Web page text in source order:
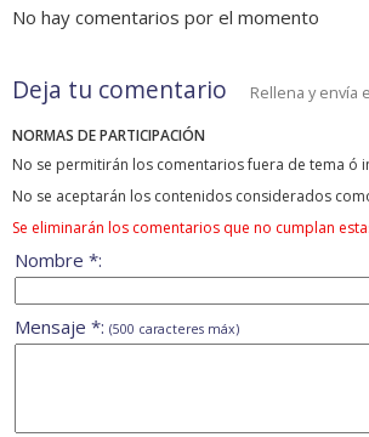
No hay comentarios por el momento
Deja tu comentario Rellena y envía
NORMAS DE PARTICIPACIÓN
No se permitirán los comentarios fuera de tema ó
No se aceptarán los contenidos considerados
Se eliminarán los comentarios que no cumplan
Nombre *:
Mensaje *: (500 caracteres máx)